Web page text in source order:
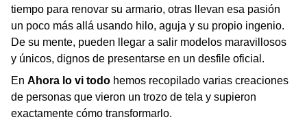
tiempo para renovar su armario, otras llevan esa pasión
un poco más allá usando hilo, aguja y su propio ingenio.
De su mente, pueden llegar a salir modelos maravillosos
y únicos, dignos de presentarse en un desfile oficial.
En Ahora lo vi todo hemos recopilado varias creaciones
de personas que vieron un trozo de tela y supieron
exactamente cómo transformarlo.